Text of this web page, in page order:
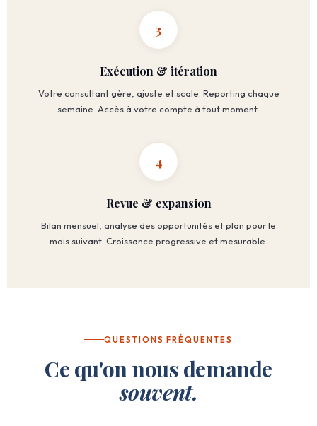
3
Exécution & itération
Votre consultant gère, ajuste et scale. Reporting chaque
semaine. Accès à votre compte à tout moment.
4
Revue & expansion
Bilan mensuel, analyse des opportunités et plan pour le
mois suivant. Croissance progressive et mesurable.
QUESTIONS FRÉQUENTES
Ce qu'on nous demande
souvent.